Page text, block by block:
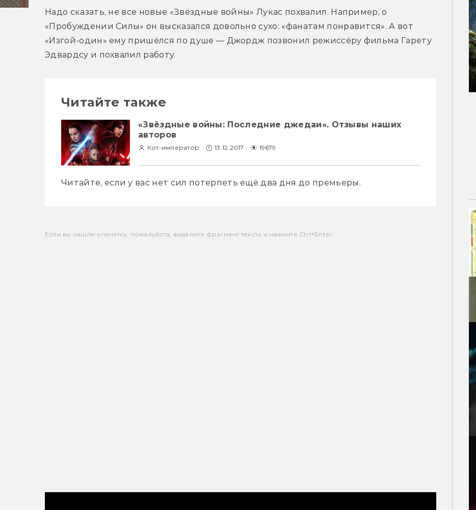
Надо сказать, не все новые «Звёздные войны» Лукас похвалил. Например, о
«Пробуждении Силы» он высказался довольно сухо: «фанатам понравится». А вот
«Изгой-один» ему пришёлся по душе — Джордж позвонил режиссёру фильма Гарету
Эдвардсу и похвалил работу.
Читайте также
«Звёздные войны: Последние джедаи». Отзывы наших
авторов
Кот-император 13.12.2017 19679
Читайте, если у вас нет сил потерпеть ещё два дня до премьеры.
Если вы нашли опечатку, пожалуйста, выделите фрагмент текста и нажмите Ctrl+Enter.